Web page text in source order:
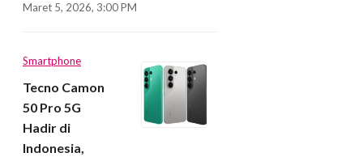
Maret 5, 2026, 3:00 PM
Smartphone
Tecno Camon
50 Pro 5G
Hadir di
Indonesia,